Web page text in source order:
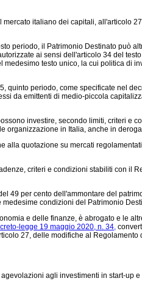
italiano dei capitali, all'articolo 27
periodo, il Patrimonio Destinato può
ai sensi dell'articolo 34 del
testo unico, la cui politica di
periodo, come specificate nel
da emittenti di medio-piccola
investire, secondo limiti, criteri e
organizzazione in Italia, anche in
quotazione su mercati
criteri e condizioni stabiliti con il
per cento dell'ammontare del
condizioni del Patrimonio
e delle finanze, è abrogato e le
legge 19 maggio 2020, n. 34,
27, delle modifiche al
agli investimenti in start-up